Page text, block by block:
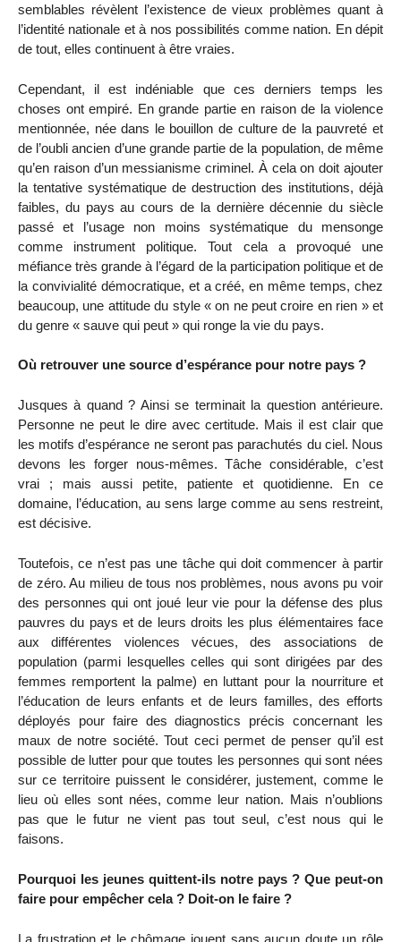
semblables révèlent l’existence de vieux problèmes quant à
l’identité nationale et à nos possibilités comme nation. En dépit
de tout, elles continuent à être vraies.
Cependant, il est indéniable que ces derniers temps les
choses ont empiré. En grande partie en raison de la violence
mentionnée, née dans le bouillon de culture de la pauvreté et
de l’oubli ancien d’une grande partie de la population, de même
qu’en raison d’un messianisme criminel. À cela on doit ajouter
la tentative systématique de destruction des institutions, déjà
faibles, du pays au cours de la dernière décennie du siècle
passé et l’usage non moins systématique du mensonge
comme instrument politique. Tout cela a provoqué une
méfiance très grande à l’égard de la participation politique et de
la convivialité démocratique, et a créé, en même temps, chez
beaucoup, une attitude du style « on ne peut croire en rien » et
du genre « sauve qui peut » qui ronge la vie du pays.
Où retrouver une source d’espérance pour notre pays ?
Jusques à quand ? Ainsi se terminait la question antérieure.
Personne ne peut le dire avec certitude. Mais il est clair que
les motifs d’espérance ne seront pas parachutés du ciel. Nous
devons les forger nous-mêmes. Tâche considérable, c’est
vrai ; mais aussi petite, patiente et quotidienne. En ce
domaine, l’éducation, au sens large comme au sens restreint,
est décisive.
Toutefois, ce n’est pas une tâche qui doit commencer à partir
de zéro. Au milieu de tous nos problèmes, nous avons pu voir
des personnes qui ont joué leur vie pour la défense des plus
pauvres du pays et de leurs droits les plus élémentaires face
aux différentes violences vécues, des associations de
population (parmi lesquelles celles qui sont dirigées par des
femmes remportent la palme) en luttant pour la nourriture et
l’éducation de leurs enfants et de leurs familles, des efforts
déployés pour faire des diagnostics précis concernant les
maux de notre société. Tout ceci permet de penser qu’il est
possible de lutter pour que toutes les personnes qui sont nées
sur ce territoire puissent le considérer, justement, comme le
lieu où elles sont nées, comme leur nation. Mais n’oublions
pas que le futur ne vient pas tout seul, c’est nous qui le
faisons.
Pourquoi les jeunes quittent-ils notre pays ? Que peut-on
faire pour empêcher cela ? Doit-on le faire ?
La frustration et le chômage jouent sans aucun doute un rôle